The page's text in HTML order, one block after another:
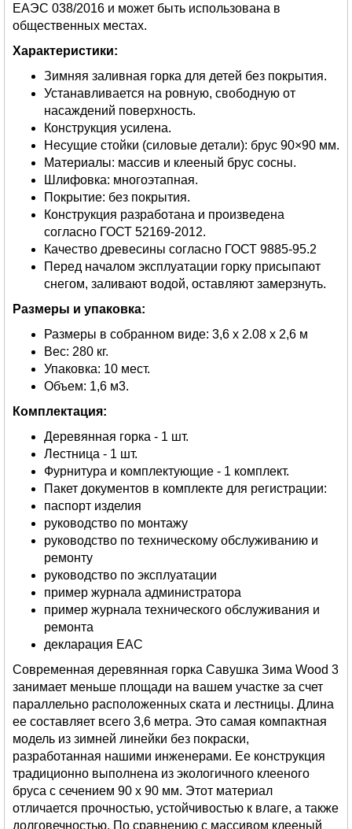
ЕАЭС 038/2016 и может быть использована в
общественных местах.
Характеристики:
Зимняя заливная горка для детей без покрытия.
Устанавливается на ровную, свободную от
насаждений поверхность.
Конструкция усилена.
Несущие стойки (силовые детали): брус 90×90 мм.
Материалы: массив и клееный брус сосны.
Шлифовка: многоэтапная.
Покрытие: без покрытия.
Конструкция разработана и произведена
согласно ГОСТ 52169-2012.
Качество древесины согласно ГОСТ 9885-95.2
Перед началом эксплуатации горку присыпают
снегом, заливают водой, оставляют замерзнуть.
Размеры и упаковка:
Размеры в собранном виде: 3,6 х 2.08 х 2,6 м
Вес: 280 кг.
Упаковка: 10 мест.
Объем: 1,6 м3.
Комплектация:
Деревянная горка - 1 шт.
Лестница - 1 шт.
Фурнитура и комплектующие - 1 комплект.
Пакет документов в комплекте для регистрации:
паспорт изделия
руководство по монтажу
руководство по техническому обслуживанию и
ремонту
руководство по эксплуатации
пример журнала администратора
пример журнала технического обслуживания и
ремонта
декларация ЕАС
Современная деревянная горка Савушка Зима Wood 3
занимает меньше площади на вашем участке за счет
параллельно расположенных ската и лестницы. Длина
ее составляет всего 3,6 метра. Это самая компактная
модель из зимней линейки без покраски,
разработанная нашими инженерами. Ее конструкция
традиционно выполнена из экологичного клееного
бруса с сечением 90 х 90 мм. Этот материал
отличается прочностью, устойчивостью к влаге, а также
долговечностью. По сравнению с массивом клееный